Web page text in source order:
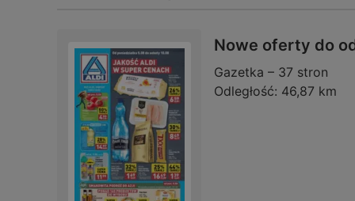
Nowe oferty do
Gazetka – 37 stron
Odległość: 46,87 km